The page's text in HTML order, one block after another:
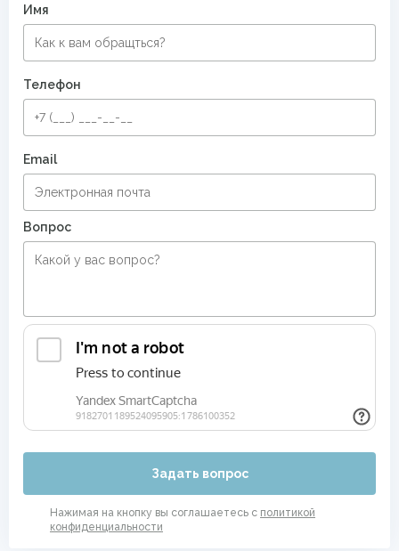
Имя
Телефон
Email
Вопрос
Задать вопрос
Нажимая на кнопку вы соглашаетесь с политикой
конфиденциальности